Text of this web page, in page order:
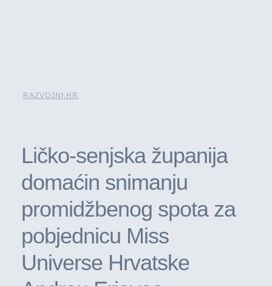
RAZVOJNI.HR
Ličko-senjska županija
domaćin snimanju
promidžbenog spota za
pobjednicu Miss
Universe Hrvatske